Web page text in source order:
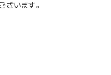
います。